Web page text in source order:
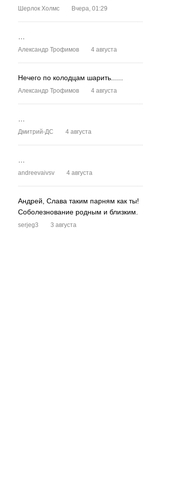
Шерлок Холмс Вчера, 01:29
Александр Трофимов 4 августа
Нечего по колодцам шарить......
Александр Трофимов 4 августа
Дмитрий-ДС 4 августа
andreevaivsv 4 августа
Андрей, Слава таким парням как ты!
Соболезнование родным и близким.
serjeg3 3 августа